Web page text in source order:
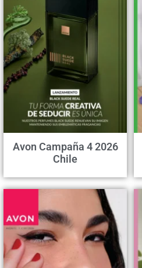
Avon Campaña 4 2026
Chile